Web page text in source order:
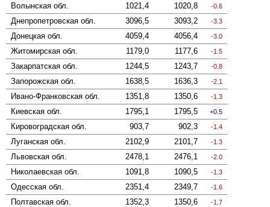
Волынская обл. 1021,4 1020,8 -0.6
Днепропетровская обл. 3096,5 3093,2 -3.3
Донецкая обл. 4059,4 4056,4 -3.0
Житомирская обл. 1179,0 1177,6 -1.5
Закарпатская обл. 1244,5 1243,7 -0.8
Запорожская обл. 1638,5 1636,3 -2.1
Ивано-Франковская обл. 1351,8 1350,6 -1.3
Киевская обл. 1795,1 1795,5 0.5
Кировоградская обл. 903,7 902,3 -1.4
Луганская обл. 2102,9 2101,7 -1.3
Львовская обл. 2478,1 2476,1 -2.0
Николаевская обл. 1091,8 1090,5 -1.3
Одесская обл. 2351,4 2349,7 -1.6
Полтавская обл. 1352,3 1350,6 -1.7